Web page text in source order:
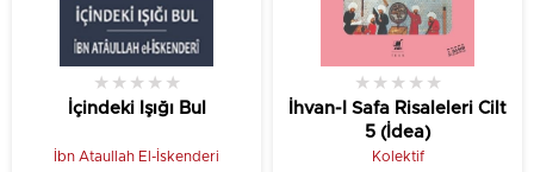
İçindeki Işığı Bul
★ ★ ★ ★ ★
İbn Ataullah El-İskenderi
İhvan-I Safa Risaleleri Cilt
5 (İdea)
★ ★ ★ ★ ★
Kolektif